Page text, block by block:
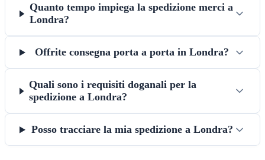
Quanto tempo impiega la spedizione merci a
Londra?
Offrite consegna porta a porta in Londra?
Quali sono i requisiti doganali per la
spedizione a Londra?
Posso tracciare la mia spedizione a Londra?